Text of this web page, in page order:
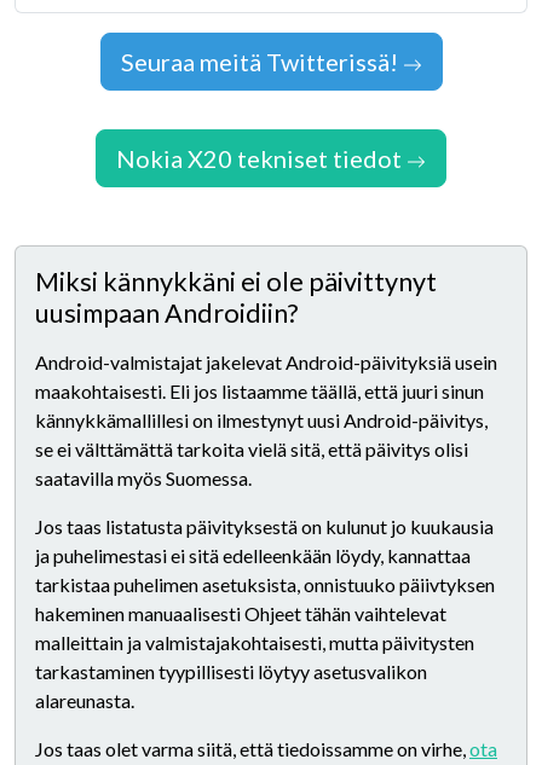
Seuraa meitä Twitterissä!
Nokia X20 tekniset tiedot
Miksi kännykkäni ei ole päivittynyt
uusimpaan Androidiin?
Android-valmistajat jakelevat Android-päivityksiä usein
maakohtaisesti. Eli jos listaamme täällä, että juuri sinun
kännykkämallillesi on ilmestynyt uusi Android-päivitys,
se ei välttämättä tarkoita vielä sitä, että päivitys olisi
saatavilla myös Suomessa.
Jos taas listatusta päivityksestä on kulunut jo kuukausia
ja puhelimestasi ei sitä edelleenkään löydy, kannattaa
tarkistaa puhelimen asetuksista, onnistuuko päiivtyksen
hakeminen manuaalisesti Ohjeet tähän vaihtelevat
malleittain ja valmistajakohtaisesti, mutta päivitysten
tarkastaminen tyypillisesti löytyy asetusvalikon
alareunasta.
Jos taas olet varma siitä, että tiedoissamme on virhe,ota